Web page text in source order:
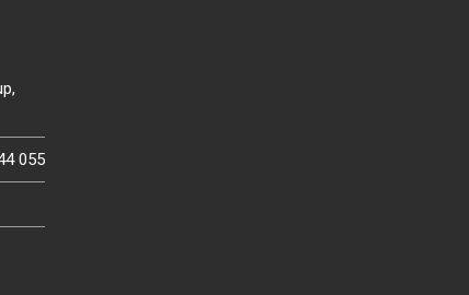
055